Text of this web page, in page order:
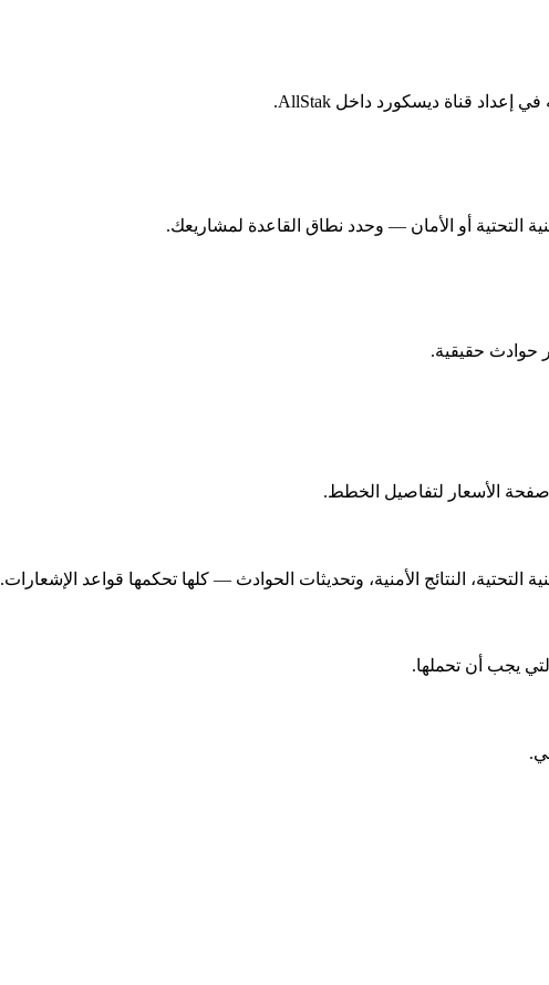
التحتية أو الأمان — وحدد نطاق القاعدة لمشاريعك.
حوادث حقيقية.
النتائج الأمنية، وتحديثات الحوادث — كلها تحكمها قواعد الإشعارات.
يجب أن تحملها.